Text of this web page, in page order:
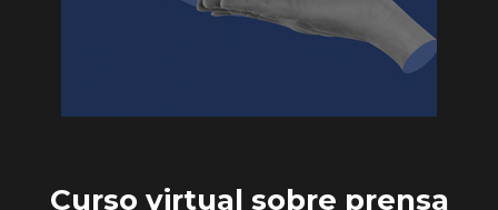
Curso virtual sobre prensa